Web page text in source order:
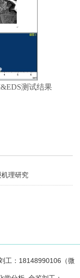
测试结果
机理研究
工：18148990106（微